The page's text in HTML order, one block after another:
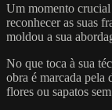
Um momento crucial
reconhecer as suas
moldou a sua
No que toca à sua
obra é marcada pela
flores ou sapatos